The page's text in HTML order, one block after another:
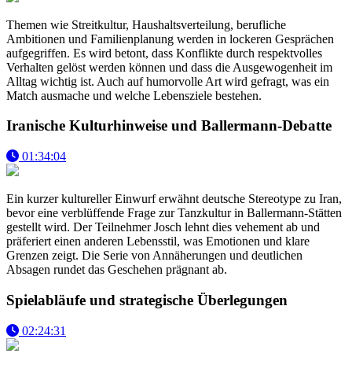
Themen wie Streitkultur, Haushaltsverteilung, berufliche
Ambitionen und Familienplanung werden in lockeren Gesprächen
aufgegriffen. Es wird betont, dass Konflikte durch respektvolles
Verhalten gelöst werden können und dass die Ausgewogenheit im
Alltag wichtig ist. Auch auf humorvolle Art wird gefragt, was ein
Match ausmache und welche Lebensziele bestehen.
Iranische Kulturhinweise und Ballermann-Debatte
01:34:04
Ein kurzer kultureller Einwurf erwähnt deutsche Stereotype zu Iran,
bevor eine verblüffende Frage zur Tanzkultur in Ballermann-Stätten
gestellt wird. Der Teilnehmer Josch lehnt dies vehement ab und
präferiert einen anderen Lebensstil, was Emotionen und klare
Grenzen zeigt. Die Serie von Annäherungen und deutlichen
Absagen rundet das Geschehen prägnant ab.
Spielabläufe und strategische Überlegungen
02:24:31